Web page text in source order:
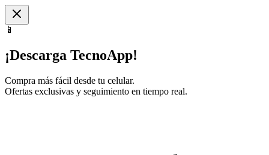
📱
¡Descarga TecnoApp!
Compra más fácil desde tu celular.
Ofertas exclusivas y seguimiento en tiempo real.